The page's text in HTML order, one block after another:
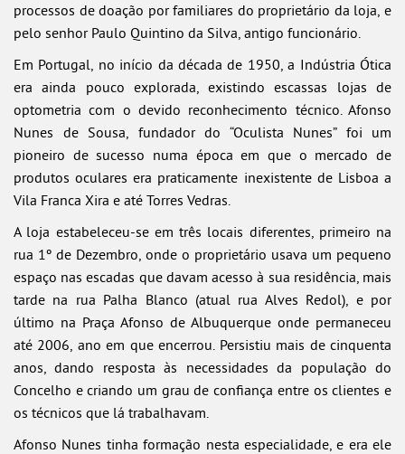
processos de doação por familiares do proprietário da loja, e
pelo senhor Paulo Quintino da Silva, antigo funcionário.
Em Portugal, no início da década de 1950, a Indústria Ótica
era ainda pouco explorada, existindo escassas lojas de
optometria com o devido reconhecimento técnico. Afonso
Nunes de Sousa, fundador do “Oculista Nunes” foi um
pioneiro de sucesso numa época em que o mercado de
produtos oculares era praticamente inexistente de Lisboa a
Vila Franca Xira e até Torres Vedras.
A loja estabeleceu-se em três locais diferentes, primeiro na
rua 1º de Dezembro, onde o proprietário usava um pequeno
espaço nas escadas que davam acesso à sua residência, mais
tarde na rua Palha Blanco (atual rua Alves Redol), e por
último na Praça Afonso de Albuquerque onde permaneceu
até 2006, ano em que encerrou. Persistiu mais de cinquenta
anos, dando resposta às necessidades da população do
Concelho e criando um grau de confiança entre os clientes e
os técnicos que lá trabalhavam.
Afonso Nunes tinha formação nesta especialidade, e era ele